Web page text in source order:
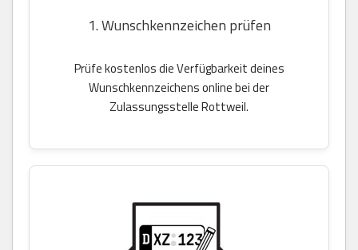
1. Wunschkennzeichen prüfen
Prüfe kostenlos die Verfügbarkeit deines
Wunschkennzeichens online bei der
Zulassungsstelle Rottweil.